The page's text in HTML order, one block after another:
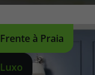
Frente à Praia
Luxo